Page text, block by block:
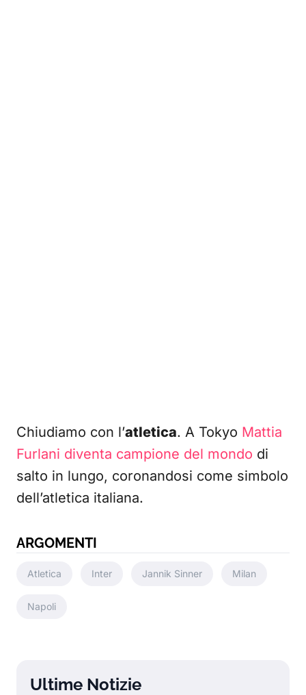
Chiudiamo con l’atletica. A Tokyo Mattia
Furlani diventa campione del mondo di
salto in lungo, coronandosi come simbolo
dell’atletica italiana.
ARGOMENTI
Atletica Inter Jannik Sinner Milan
Napoli
Ultime Notizie